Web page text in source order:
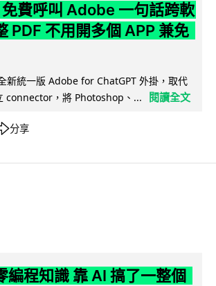
費呼叫 Adobe 一句話跨軟
PDF 不用開多個 APP 兼免
新統一版 Adobe for ChatGPT 外掛，取代
connector，將 Photoshop、...
閱讀全文
分享
編程知識 靠 AI 搞了一整個